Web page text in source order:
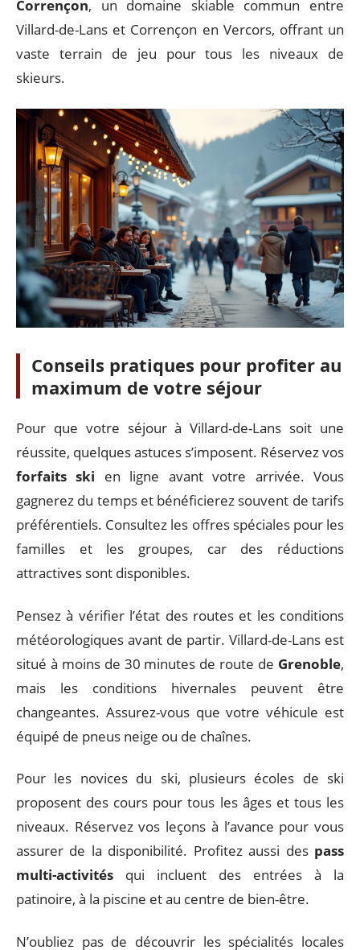
Corrençon, un domaine skiable commun entre
Villard-de-Lans et Corrençon en Vercors, offrant un
vaste terrain de jeu pour tous les niveaux de
skieurs.
Conseils pratiques pour profiter au
maximum de votre séjour
Pour que votre séjour à Villard-de-Lans soit une
réussite, quelques astuces s’imposent. Réservez vos
forfaits ski en ligne avant votre arrivée. Vous
gagnerez du temps et bénéficierez souvent de tarifs
préférentiels. Consultez les offres spéciales pour les
familles et les groupes, car des réductions
attractives sont disponibles.
Pensez à vérifier l’état des routes et les conditions
météorologiques avant de partir. Villard-de-Lans est
situé à moins de 30 minutes de route de Grenoble,
mais les conditions hivernales peuvent être
changeantes. Assurez-vous que votre véhicule est
équipé de pneus neige ou de chaînes.
Pour les novices du ski, plusieurs écoles de ski
proposent des cours pour tous les âges et tous les
niveaux. Réservez vos leçons à l’avance pour vous
assurer de la disponibilité. Profitez aussi des pass
multi-activités qui incluent des entrées à la
patinoire, à la piscine et au centre de bien-être.
N’oubliez pas de découvrir les spécialités locales